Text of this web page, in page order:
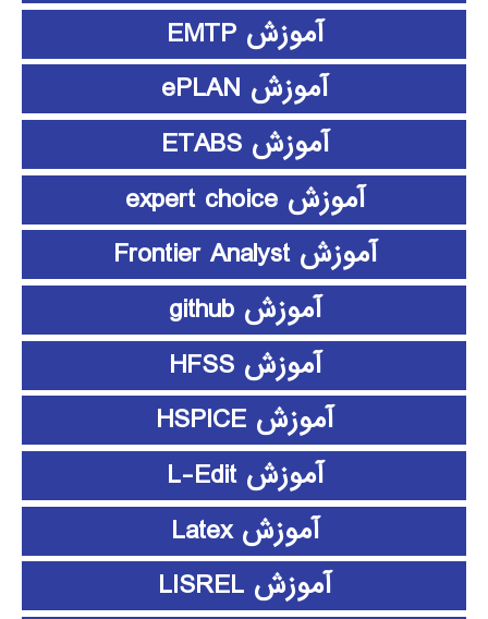
آموزش EMTP
آموزش ePLAN
آموزش ETABS
آموزش expert choice
آموزش Frontier Analyst
آموزش github
آموزش HFSS
آموزش HSPICE
آموزش L-Edit
آموزش Latex
آموزش LISREL